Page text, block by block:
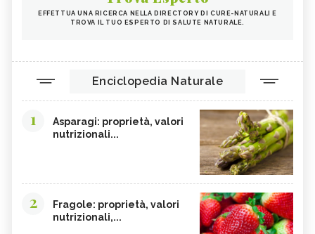
EFFETTUA UNA RICERCA NELLA DIRECTORY DI CURE-NATURALI E
TROVA IL TUO ESPERTO DI SALUTE NATURALE.
Enciclopedia Naturale
1
Asparagi: proprietà, valori
nutrizionali...
2
Fragole: proprietà, valori
nutrizionali,...